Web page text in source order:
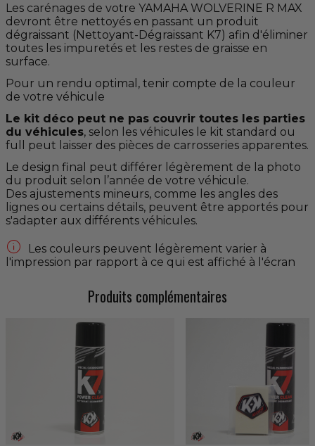
Les carénages de votre YAMAHA WOLVERINE R MAX
devront être nettoyés en passant un produit
dégraissant (Nettoyant-Dégraissant K7) afin d'éliminer
toutes les impuretés et les restes de graisse en
surface.
Pour un rendu optimal, tenir compte de la couleur
de votre véhicule
Le kit déco peut ne pas couvrir toutes les parties
du véhicules, selon les véhicules le kit standard ou
full peut laisser des pièces de carrosseries apparentes.
Le design final peut différer légèrement de la photo
du produit selon l’année de votre véhicule.
Des ajustements mineurs, comme les angles des
lignes ou certains détails, peuvent être apportés pour
s'adapter aux différents véhicules.

Les couleurs peuvent légèrement varier à
l'impression par rapport à ce qui est affiché à l'écran
Produits complémentaires